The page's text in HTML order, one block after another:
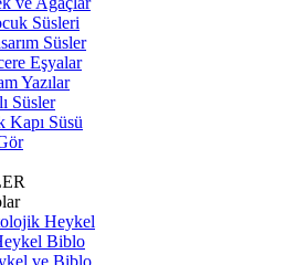
Süsleri
Süsler
Eşyalar
Yazılar
Süsler
Kapı Süsü
Heykel
Biblo
ve Biblo